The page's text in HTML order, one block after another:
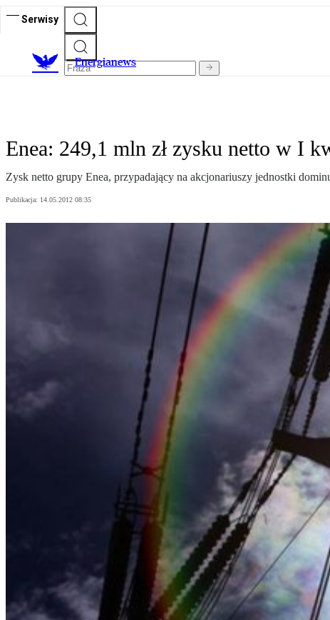
Serwisy
Energianews
Enea: 249,1 mln zł zysku netto w I
Zysk netto grupy Enea, przypadający na akcjonariuszy jednostki
Publikacja: 14.05.2012 08:35